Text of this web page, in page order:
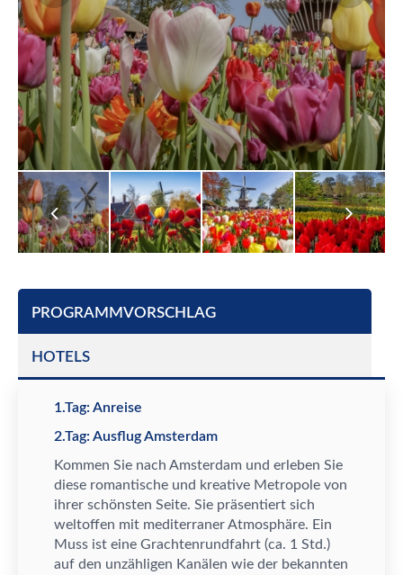
PROGRAMMVORSCHLAG
HOTELS
1.Tag: Anreise
2.Tag: Ausflug Amsterdam
Kommen Sie nach Amsterdam und erleben Sie
diese romantische und kreative Metropole von
ihrer schönsten Seite. Sie präsentiert sich
weltoffen mit mediterraner Atmosphäre. Ein
Muss ist eine Grachtenrundfahrt (ca. 1 Std.)
auf den unzähligen Kanä len wie der bekannten